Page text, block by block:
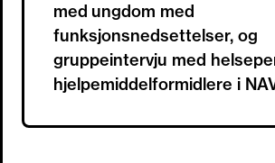
med ungdom med
funksjonsnedsettelser, og
gruppeintervju med
hjelpemiddelformidlere i